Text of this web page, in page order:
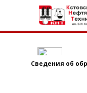
Сведения об